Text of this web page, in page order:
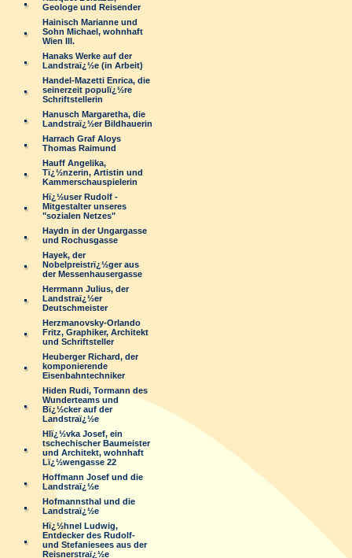
Geologe und Reisender
Hainisch Marianne und
Sohn Michael, wohnhaft
Wien III.
Hanaks Werke auf der
Landstraï¿½e (in Arbeit)
Handel-Mazetti Enrica, die
seinerzeit populï¿½re
Schriftstellerin
Hanusch Margaretha, die
Landstraï¿½er Bildhauerin
Harrach Graf Aloys
Thomas Raimund
Hauff Angelika,
Tï¿½nzerin, Artistin und
Kammerschauspielerin
Hï¿½user Rudolf -
Mitgestalter unseres
"sozialen Netzes"
Haydn in der Ungargasse
und Rochusgasse
Hayek, der
Nobelpreistrï¿½ger aus
der Messenhausergasse
Herrmann Julius, der
Landstraï¿½er
Deutschmeister
Herzmanovsky-Orlando
Fritz, Graphiker, Architekt
und Schriftsteller
Heuberger Richard, der
komponierende
Eisenbahntechniker
Hiden Rudi, Tormann des
Wunderteams und
Bï¿½cker auf der
Landstraï¿½e
Hlï¿½vka Josef, ein
tschechischer Baumeister
und Architekt, wohnhaft
Lï¿½wengasse 22
Hoffmann Josef und die
Landstraï¿½e
Hofmannsthal und die
Landstraï¿½e
Hï¿½hnel Ludwig,
Entdecker des Rudolf-
und Stefaniesees aus der
Reisnerstraï¿½e